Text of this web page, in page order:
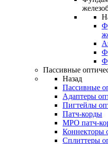
Пассивные
Назад
Пассивные
Адаптеры
Пигтейлы
Патч-корды
MPO патч-
Коннекторы
Сплиттеры